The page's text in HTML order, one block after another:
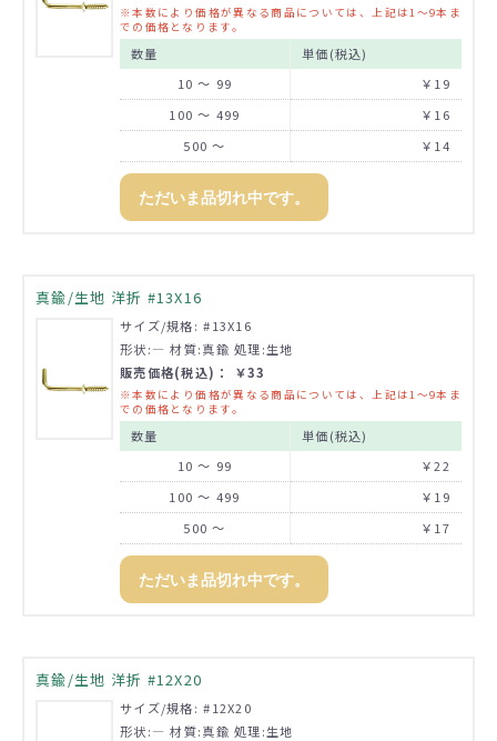
※本数により価格が異なる商品については、上記は1～9本ま
での価格となります。
数量
単価(税込)
10 ～ 99
￥19
100 ～ 499
￥16
500 ～
￥14
ただいま品切れ中です。
真鍮/生地 洋折 #13X16
サイズ/規格: #13X16
形状:― 材質:真鍮 処理:生地
販売価格(税込)： ￥33
※本数により価格が異なる商品については、上記は1～9本ま
での価格となります。
数量
単価(税込)
10 ～ 99
￥22
100 ～ 499
￥19
500 ～
￥17
ただいま品切れ中です。
真鍮/生地 洋折 #12X20
サイズ/規格: #12X20
形状:― 材質:真鍮 処理:生地